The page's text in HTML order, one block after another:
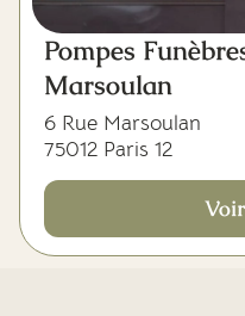
Pompes
Marsoulan
6 Rue Marsoulan
75012 Paris 12